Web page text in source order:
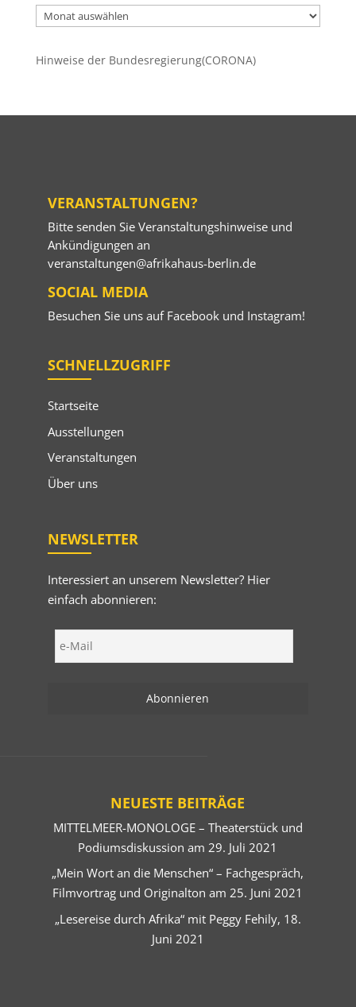
Ältere
Beiträge
Hinweise der Bundesregierung(CORONA)
VERANSTALTUNGEN?
Bitte senden Sie Veranstaltungshinweise und
Ankündigungen an
veranstaltungen@afrikahaus-berlin.de
SOCIAL MEDIA
Besuchen Sie uns auf Facebookund Instagram!
SCHNELLZUGRIFF
Startseite
Ausstellungen
Veranstaltungen
Über uns
NEWSLETTER
Interessiert an unserem Newsletter? Hier
einfach abonnieren:
NEUESTE BEITRÄGE
MITTELMEER-MONOLOGE – Theaterstück und
Podiumsdiskussion am 29. Juli 2021
„Mein Wort an die Menschen“ – Fachgespräch,
Filmvortrag und Originalton am 25. Juni 2021
„Lesereise durch Afrika“ mit Peggy Fehily, 18.
Juni 2021